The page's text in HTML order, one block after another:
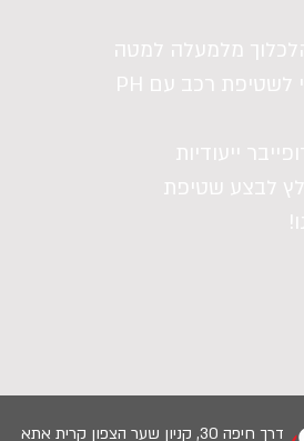
מלמעלה למטה
שימוש בשמפו ייעודי לשטיפת רכב עם PH
ייעודיות
לבצע שטיפת
דרך חיפה 30, קניון שער הצפון קרית אתא